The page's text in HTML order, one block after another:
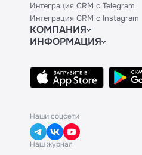
Интеграция CRM с Telegram
Интеграция CRM с Instagram
КОМПАНИЯ
Блог
Контакты
Политики и соглашения
ИНФОРМАЦИЯ
Техническим партнерам
Тарифы
Наши соцсети
Наш журнал